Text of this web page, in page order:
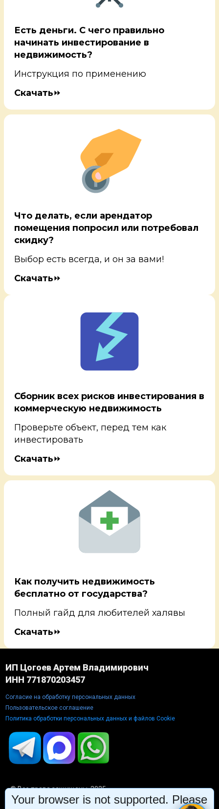
Есть деньги. С чего правильно
начинать инвестирование в
недвижимость?
Инструкция по применению
Скачать⏩
Что делать, если арендатор
помещения попросил или потребовал
скидку?
Выбор есть всегда, и он за вами!
Скачать⏩
Сборник всех рисков инвестирования в
коммерческую недвижимость
Проверьте объект, перед тем как
инвестировать
Скачать⏩
Как получить недвижимость
бесплатно от государства?
Полный гайд для любителей халявы
Скачать⏩
ИП Цогоев Артем Владимирович
ИНН 771870203457
Согласие на обработку персональных данных
Пользовательское соглашение
Политика обработки персональных данных и файлов Cookie
© Все права защищены, 2025
Партнёрская программа
Your browser is not supported. Please